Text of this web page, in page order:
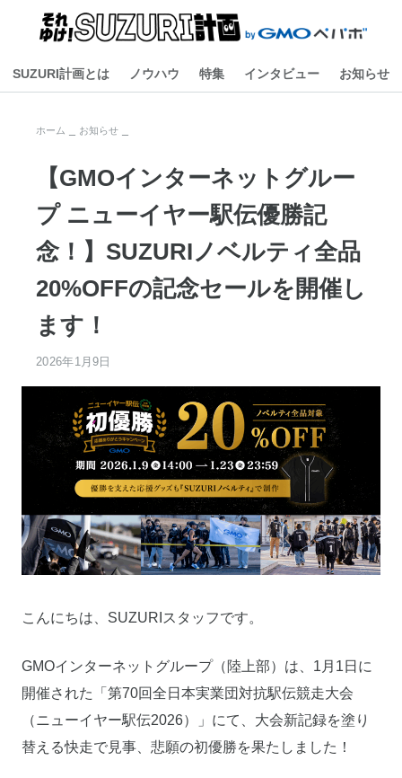
SUZURI計画とは ノウハウ 特集 インタビュー お知らせ
ホーム お知らせ
【GMOインターネットグルー
プ ニューイヤー駅伝優勝記
念！】SUZURIノベルティ全品
20%OFFの記念セールを開催し
ます！
2026年1月9日
こんにちは、SUZURIスタッフです。
GMOインターネットグループ（陸上部）は、1月1日に
開催された「第70回全日本実業団対抗駅伝競走大会
（ニューイヤー駅伝2026）」にて、大会新記録を塗り
替える快走で見事、悲願の初優勝を果たしました！